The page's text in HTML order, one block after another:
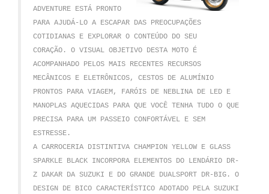
ADVENTURE ESTÁ PRONTO
PARA AJUDÁ-LO A ESCAPAR DAS PREOCUPAÇÕES
COTIDIANAS E EXPLORAR O CONTEÚDO DO SEU
CORAÇÃO. O VISUAL OBJETIVO DESTA MOTO É
ACOMPANHADO PELOS MAIS RECENTES RECURSOS
MECÂNICOS E ELETRÔNICOS, CESTOS DE ALUMÍNIO
PRONTOS PARA VIAGEM, FARÓIS DE NEBLINA DE LED E
MANOPLAS AQUECIDAS PARA QUE VOCÊ TENHA TUDO O QUE
PRECISA PARA UM PASSEIO CONFORTÁVEL E SEM
ESTRESSE.
A CARROCERIA DISTINTIVA CHAMPION YELLOW E GLASS
SPARKLE BLACK INCORPORA ELEMENTOS DO LENDÁRIO DR-
Z DAKAR DA SUZUKI E DO GRANDE DUALSPORT DR-BIG. O
DESIGN DE BICO CARACTERÍSTICO ADOTADO PELA SUZUKI